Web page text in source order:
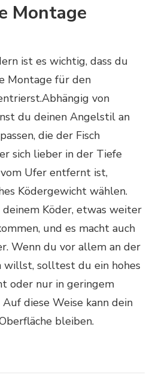
Montage
ist es wichtig, dass du
Montage für den
Abhängig von
du deinen Angelstil an
die der Fisch
sich lieber in der Tiefe
Ufer entfernt ist,
Ködergewicht wählen.
Köder, etwas weiter
und es macht auch
Wenn du vor allem an der
willst, solltest du ein hohes
oder nur in geringem
diese Weise kann dein
bleiben.